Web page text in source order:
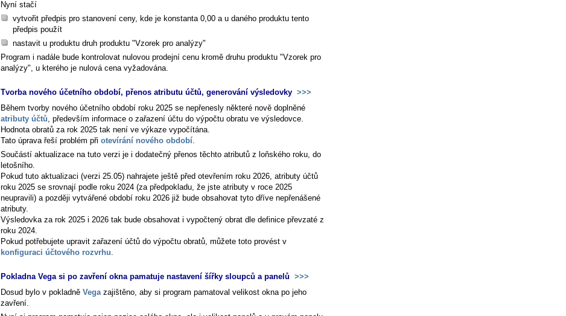
Nyní stačí
vytvořit předpis pro stanovení ceny, kde je konstanta 0,00 a u daného produktu tento
předpis použít
nastavit u produktu druh produktu "Vzorek pro analýzy"
Program i nadále bude kontrolovat nulovou prodejní cenu kromě druhu produktu "Vzorek pro
analýzy", u kterého je nulová cena vyžadována.
Tvorba nového účetního období, přenos atributu účtů, generování výsledovky >>>
Během tvorby nového účetního období roku 2025 se nepřenesly některé nově doplněné
atributy účtů , především informace o zařazení účtu do výpočtu obratu ve výsledovce.
Hodnota obratů za rok 2025 tak není ve výkaze vypočítána.
Tato úprava řeší problém při otevírání nového období
Součástí aktualizace na tuto verzi je i dodatečný přenos těchto atributů z loňského roku, do
letošního.
Pokud tuto aktualizaci (verzi 25.05) nahrajete ještě před otevřením roku 2026, atributy účtů
roku 2025 se srovnají podle roku 2024 (za předpokladu, že jste atributy v roce 2025
neupravili) a později vytvářené období roku 2026 již bude obsahovat tyto dříve nepřenášené
atributy.
Výsledovka za rok 2025 i 2026 tak bude obsahovat i vypočtený obrat dle definice převzaté z
roku 2024.
Pokud potřebujete upravit zařazení účtů do výpočtu obratů, můžete toto provést v
konfiguraci účtového rozvrhu
Pokladna Vega si po zavření okna pamatuje nastavení šířky sloupců a panelů >>>
Dosud bylo v pokladně Vegazajištěno, aby si program pamatoval velikost okna po jeho
zavření.